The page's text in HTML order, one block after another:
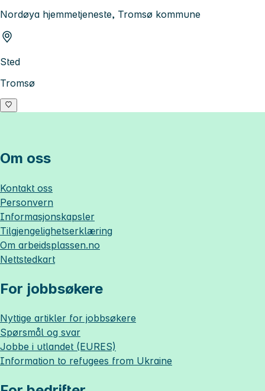
Nordøya hjemmetjeneste, Tromsø kommune
Sted
Tromsø
Om oss
Kontakt oss
Personvern
Informasjonskapsler
Tilgjengelighetserklæring
Om arbeidsplassen.no
Nettstedkart
For jobbsøkere
Nyttige artikler for jobbsøkere
Spørsmål og svar
Jobbe i utlandet (EURES)
Information to refugees from Ukraine